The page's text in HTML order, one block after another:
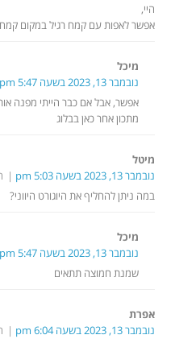
היי,
אפשר לאפות עם קמח רגיל במקום
מיכל
נובמבר 13, 2023 בשעה 5:47 pm
אפשר, אבל אם כבר הייתי מפנה
מתכון אחר כאן בבלוג
מיטל
נובמבר 13, 2023 בשעה 5:03 pm
במה ניתן להחליף את היוגורט היווני?
מיכל
נובמבר 13, 2023 בשעה 5:47 pm
שמנת חמוצה תתאים
אפרת
נובמבר 13, 2023 בשעה 6:04 pm